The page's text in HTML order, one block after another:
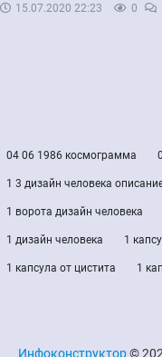
15.07.2020 22:23 0
04 06 1986 космограмма
1 3 дизайн человека
1 ворота дизайн человека
1 дизайн человека 1
1 капсула от цистита 1
Инфоконструктор©